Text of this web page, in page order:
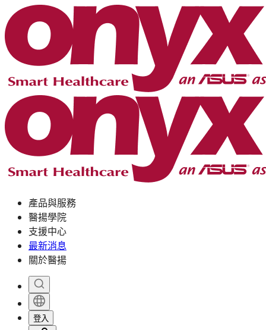
產品與服務
醫揚學院
支援中心
最新消息
關於醫揚
登入